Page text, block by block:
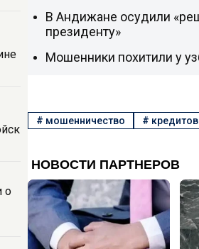
о
В Андижане осудили
президенту»
Мошенники похитили у
# мошенничество #